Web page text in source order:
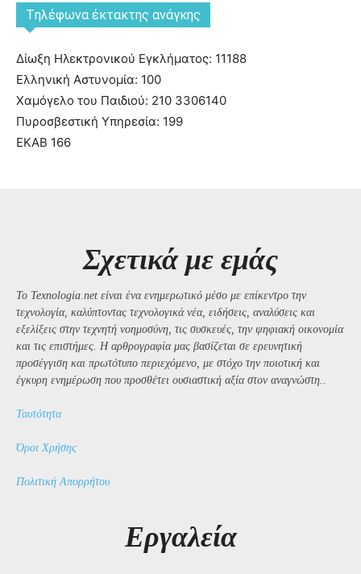
Tηλέφωνα έκτακτης ανάγκης
Δίωξη Ηλεκτρονικού Εγκλήματος: 11188
Ελληνική Αστυνομία: 100
Χαμόγελο του Παιδιού: 210 3306140
Πυροσβεστική Υπηρεσία: 199
ΕΚΑΒ 166
Σχετικά με εμάς
Το Texnologia.net είναι ένα ενημερωτικό μέσο με επίκεντρο την
τεχνολογία, καλύπτοντας τεχνολογικά νέα, ειδήσεις, αναλύσεις και
εξελίξεις στην τεχνητή νοημοσύνη, τις συσκευές, την ψηφιακή οικονομία
και τις επιστήμες. Η αρθρογραφία μας βασίζεται σε ερευνητική
προσέγγιση και πρωτότυπο περιεχόμενο, με στόχο την ποιοτική και
έγκυρη ενημέρωση που προσθέτει ουσιαστική αξία στον αναγνώστη..
Ταυτότητα
Όροι Χρήσης
Πολιτική Απορρήτου
Εργαλεία